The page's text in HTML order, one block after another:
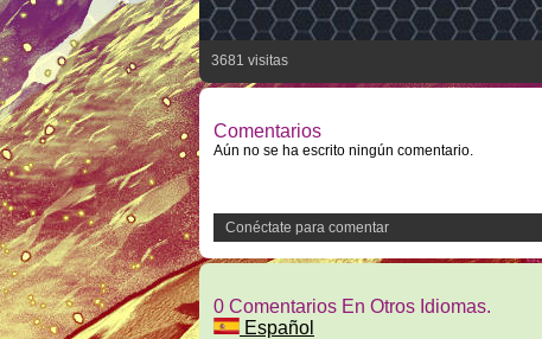
3681 visitas
Comentarios
Aún no se ha escrito ningún comentario.
Conéctate para comentar
0 Comentarios En Otros Idiomas.
Español